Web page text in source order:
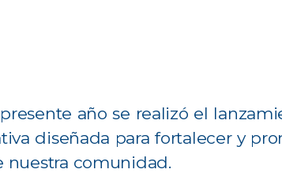
año se realizó el
diseñada para fortalecer y
nuestra comunidad.